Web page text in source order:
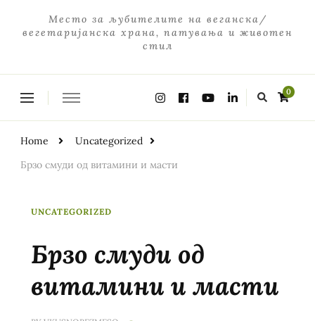
Место за љубителите на веганска/
вегетаријанска храна, патувања и животен
стил
0
Home
Uncategorized
Брзо смуди од витамини и масти
UNCATEGORIZED
Брзо смуди од
витамини и масти